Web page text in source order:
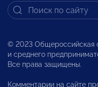
© 2023 Общероссийская
и среднего
Все права защищены.
Комментарии на сайте